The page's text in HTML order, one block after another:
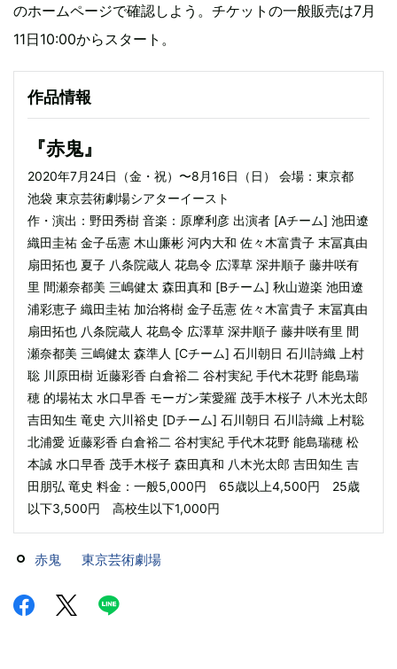
のホームページで確認しよう。チケットの一般販売は7月
11日10:00からスタート。
作品情報
『赤鬼』
2020年7月24日（金・祝）〜8月16日（日） 会場：東京都
池袋 東京芸術劇場シアターイースト
作・演出：野田秀樹 音楽：原摩利彦 出演者 [Aチーム] 池田遼
織田圭祐 金子岳憲 木山廉彬 河内大和 佐々木富貴子 末冨真由
扇田拓也 夏子 八条院蔵人 花島令 広澤草 深井順子 藤井咲有
里 間瀬奈都美 三嶋健太 森田真和 [Bチーム] 秋山遊楽 池田遼
浦彩恵子 織田圭祐 加治将樹 金子岳憲 佐々木富貴子 末冨真由
扇田拓也 八条院蔵人 花島令 広澤草 深井順子 藤井咲有里 間
瀬奈都美 三嶋健太 森準人 [Cチーム] 石川朝日 石川詩織 上村
聡 川原田樹 近藤彩香 白倉裕二 谷村実紀 手代木花野 能島瑞
穂 的場祐太 水口早香 モーガン茉愛羅 茂手木桜子 八木光太郎
吉田知生 竜史 六川裕史 [Dチーム] 石川朝日 石川詩織 上村聡
北浦愛 近藤彩香 白倉裕二 谷村実紀 手代木花野 能島瑞穂 松
本誠 水口早香 茂手木桜子 森田真和 八木光太郎 吉田知生 吉
田朋弘 竜史 料金：一般5,000円 65歳以上4,500円 25歳
以下3,500円 高校生以下1,000円
赤鬼 東京芸術劇場